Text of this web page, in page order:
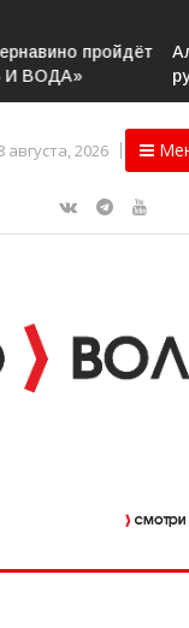
провёл рабочее
августа, 2026